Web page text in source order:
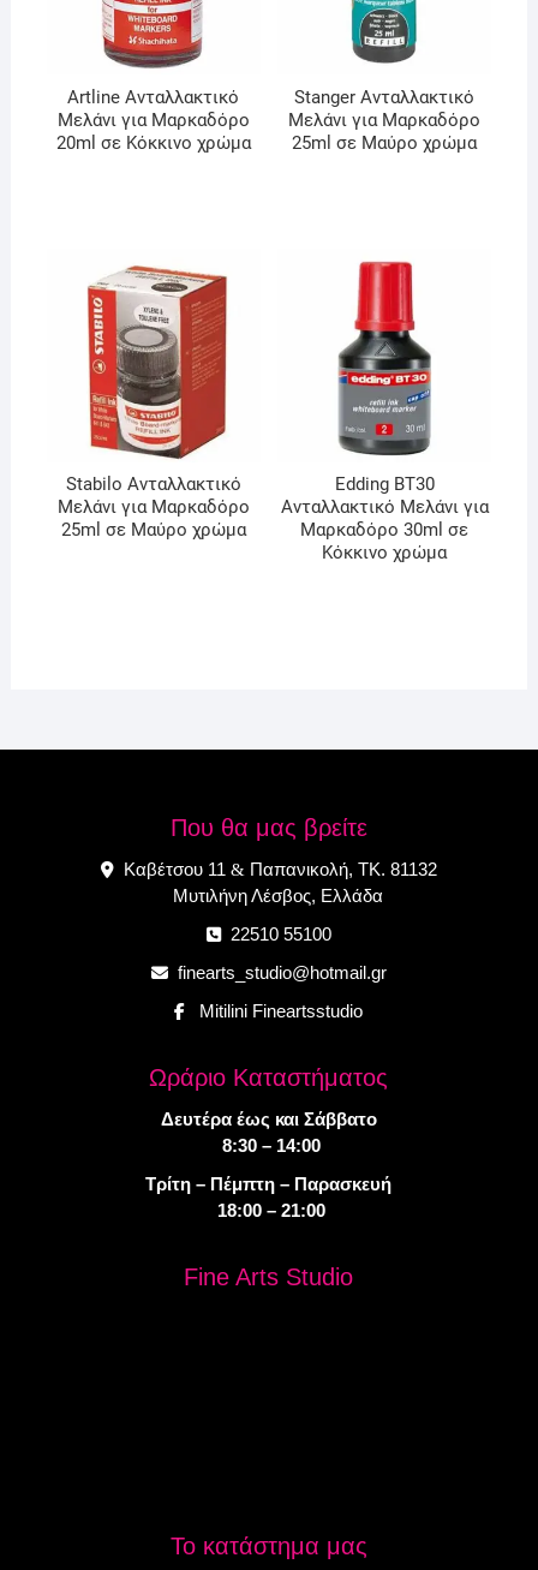
Artline Ανταλλακτικό
Μελάνι για Μαρκαδόρο
20ml σε Κόκκινο χρώμα
Stanger Ανταλλακτικό
Μελάνι για Μαρκαδόρο
25ml σε Μαύρο χρώμα
Stabilo Ανταλλακτικό
Μελάνι για Μαρκαδόρο
25ml σε Μαύρο χρώμα
Edding BT30
Ανταλλακτικό Μελάνι για
Μαρκαδόρο 30ml σε
Κόκκινο χρώμα
Που θα μας βρείτε
Καβέτσου 11 &Παπανικολή, ΤΚ. 81132
Μυτιλήνη Λέσβος, Ελλάδα
22510 55100
finearts_studio@hotmail.gr
Mitilini Fineartsstudio
Ωράριο Καταστήματος
Δευτέρα έως και Σάββατο
8:30 – 14:00
Τρίτη – Πέμπτη – Παρασκευή
18:00 – 21:00
Fine Arts Studio
Το κατάστημα μας